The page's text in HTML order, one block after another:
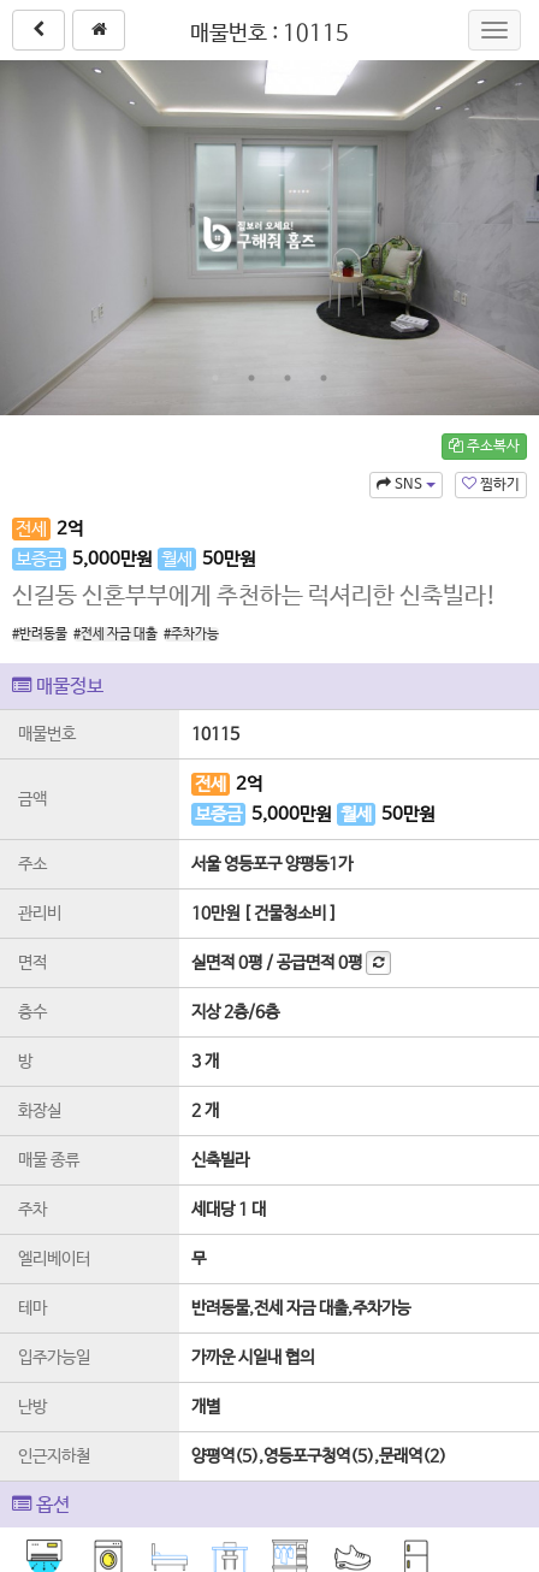
매물번호 : 10115
주소복사
찜하기
SNS
전세 2억
보증금 5,000만원 월세 50만원
신길동 신혼부부에게 추천하는 럭셔리한 신축빌라!
#반려동물 #전세 자금 대출 #주차가능
매물정보
매물번호 10115
금액
전세 2억
보증금 5,000만원 월세 50만원
주소 서울 영등포구 양평동1가
관리비 10만원 [ 건물청소비 ]
면적 실면적0평 /공급면적0평
층수 지상 2층/6층
방 3 개
화장실 2 개
매물 종류 신축빌라
주차 세대당 1 대
엘리베이터 무
테마 반려동물,전세 자금 대출,주차가능
입주가능일 가까운 시일내 협의
난방 개별
인근지하철 양평역(5),영등포구청역(5),문래역(2)
옵션